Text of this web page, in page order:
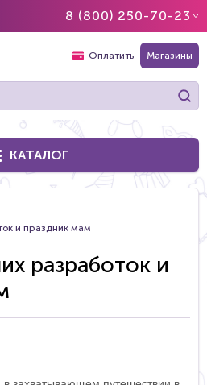
8 (800) 250-70-23
Оплатить Магазины
КАТАЛОГ
и праздник мам
разработок и